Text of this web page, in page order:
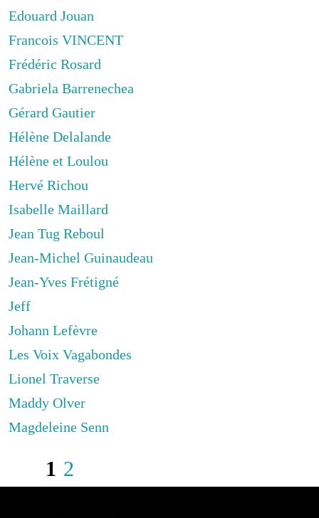
Edouard Jouan
Francois VINCENT
Frédéric Rosard
Gabriela Barrenechea
Gérard Gautier
Hélène Delalande
Hélène et Loulou
Hervé Richou
Isabelle Maillard
Jean Tug Reboul
Jean-Michel Guinaudeau
Jean-Yves Frétigné
Jeff
Johann Lefèvre
Les Voix Vagabondes
Lionel Traverse
Maddy Olver
Magdeleine Senn
1 2